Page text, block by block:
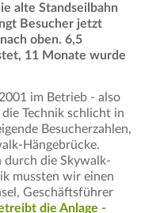
alte Standseilbahn
Besucher jetzt
oben. 6,5
11 Monate wurde
im Betrieb - also
Technik schlicht in
Besucherzahlen,
Hängebrücke.
durch die Skywalk-
mussten wir einen
Geschäftsführer
die Anlage -